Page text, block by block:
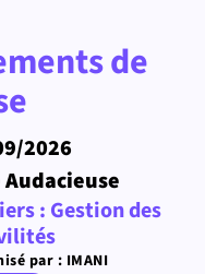
de
2026
: Gestion des
par : IMANI